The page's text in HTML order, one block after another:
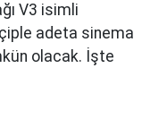
V3 isimli
adeta sinema
olacak. İşte